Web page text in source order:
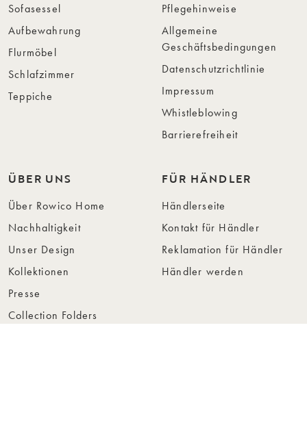
Sofasessel
Aufbewahrung
Flurmöbel
Schlafzimmer
Teppiche
Pflegehinweise
Allgemeine
Geschäftsbedingungen
Datenschutzrichtlinie
Impressum
Whistleblowing
Barrierefreiheit
ÜBER UNS
Über Rowico Home
Nachhaltigkeit
Unser Design
Kollektionen
Presse
Collection Folders
FÜR HÄNDLER
Händlerseite
Kontakt für Händler
Reklamation für Händler
Händler werden